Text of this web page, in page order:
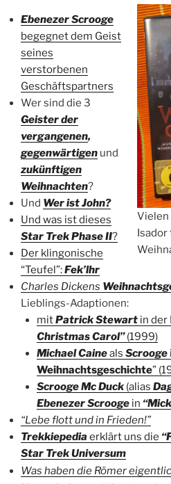
Vielen
Isador
Ebenezer Scrooge
begegnet dem Geist
seines
verstorbenen
Geschäftspartners
Wer sind die 3
Geister der
vergangenen,
gegenwärtigen und
zukünftigen
Weihnachten?
Und Wer ist John?
Und was ist dieses
Star Trek Phase II?
Der klingonische
“Teufel”:Fek’lhr
Charles Dickens
Lieblings-Adaptionen:
mitPatrick Stewartin der
Christmas Carol”(1999)
Michael Caineals Scrooge
Weihnachtsgeschichte”
Scrooge Mc Duck(alias
Ebenezer Scroogein
“Lebe flott und in Frieden!”
Trekkiepedia erklärt uns die
Star Trek Universum
Was haben die Römer